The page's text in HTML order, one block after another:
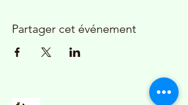
Partager cet événement